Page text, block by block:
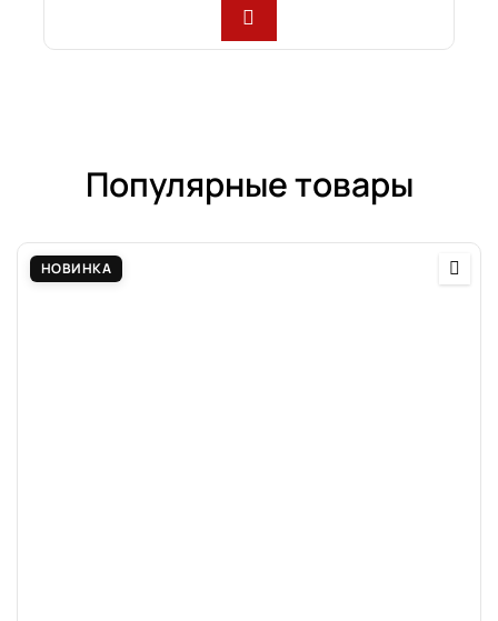
Популярные товары
НОВИНКА